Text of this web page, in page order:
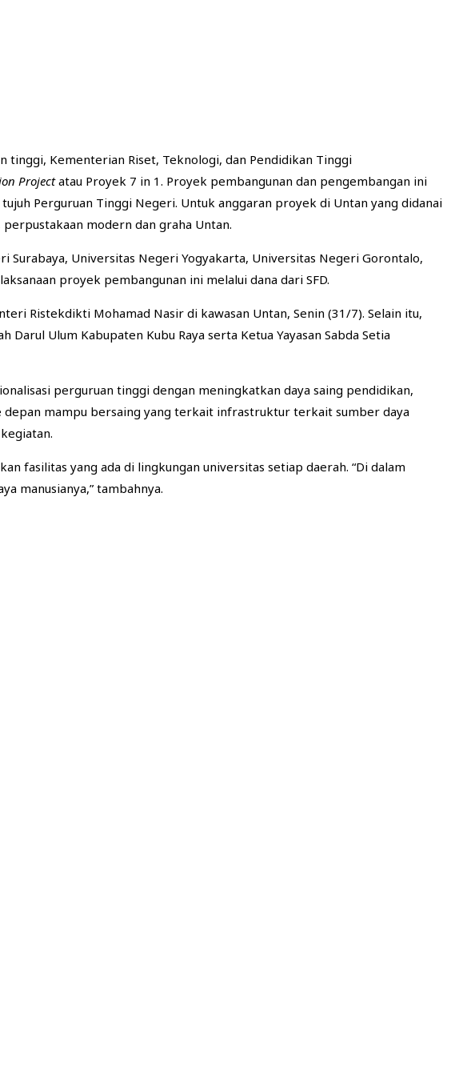
Kementerian Riset, Teknologi, dan Pendidikan Tinggi
Projectatau Proyek 7 in 1. Proyek pembangunan dan pengembangan ini
tujuh Perguruan Tinggi Negeri. Untuk anggaran proyek di Untan yang didanai
modern dan graha Untan.
Surabaya, Universitas Negeri Yogyakarta, Universitas Negeri Gorontalo,
proyek pembangunan ini melalui dana dari SFD.
Ristekdikti Mohamad Nasir di kawasan Untan, Senin (31/7). Selain itu,
Ulum Kabupaten Kubu Raya serta Ketua Yayasan Sabda Setia
perguruan tinggi dengan meningkatkan daya saing pendidikan,
mampu bersaing yang terkait infrastruktur terkait sumber daya
fasilitas yang ada di lingkungan universitas setiap daerah. “Di dalam
manusianya,” tambahnya.